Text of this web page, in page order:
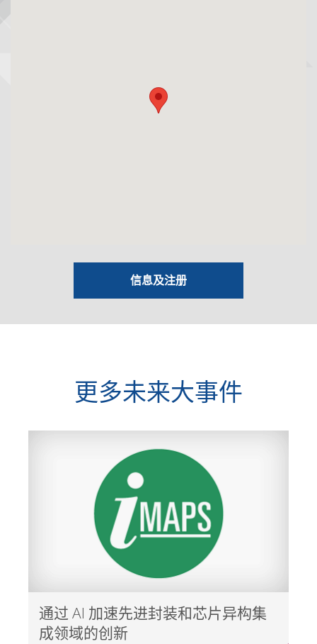
信息及注册
更多未来大事件
通过 AI 加速先进封装和芯片异构集
成领域的创新